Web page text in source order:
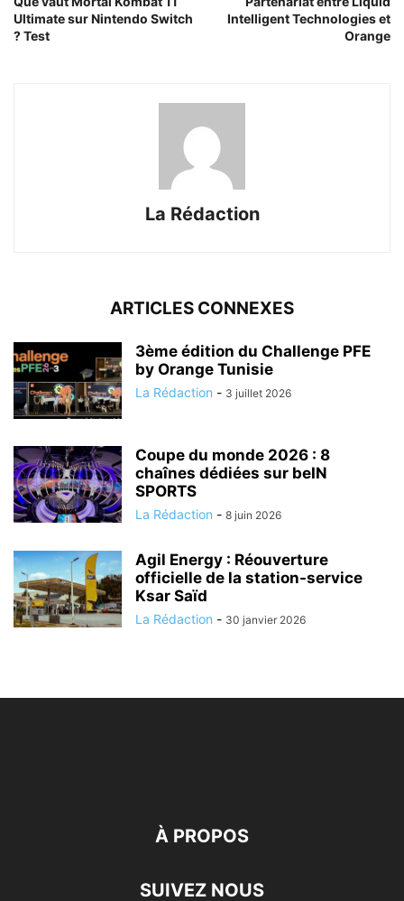
Ultimate sur Nintendo Switch
? Test
Intelligent Technologies et
Orange
La Rédaction
ARTICLES CONNEXES
3ème édition du Challenge PFE
by Orange Tunisie
La Rédaction - 3 juillet 2026
Coupe du monde 2026 : 8
chaînes dédiées sur beIN
SPORTS
La Rédaction - 8 juin 2026
Agil Energy : Réouverture
officielle de la station-service
Ksar Saïd
La Rédaction - 30 janvier 2026
À PROPOS
SUIVEZ NOUS